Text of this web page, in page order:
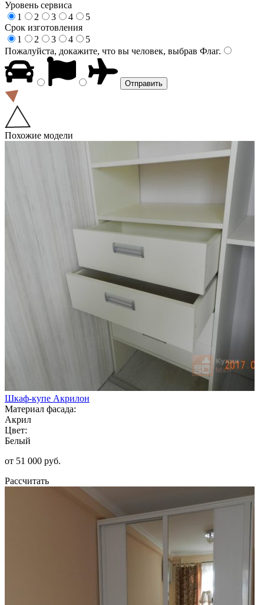
Уровень сервиса
1
2 3 4
5
Срок изготовления
1
2 3 4
5
Пожалуйста, докажите, что вы человек, выбрав Флаг.
Похожие модели
Шкаф-купе Акрилон
Материал фасада:
Акрил
Цвет:
Белый
от 51 000 руб.
Рассчитать